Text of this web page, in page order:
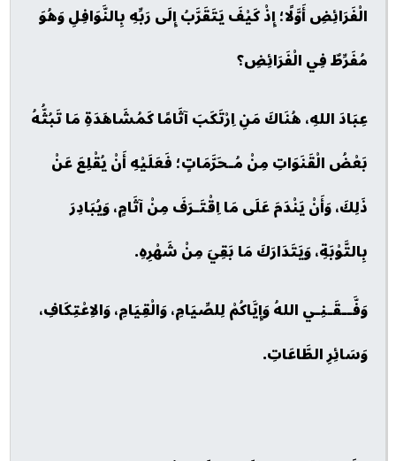
الْفَرَائِضِ أَوَّلًا؛ إِذْ كَيْفَ يَتَقَرَّبُ إِلَى رَبِّهِ بِالنَّوَافِلِ وَهُوَ
مُفَرِّطٌ فِي الْفَرَائِضِ؟
عِبَادَ اللهِ، هُنَاكَ مَنِ اِرْتَكَبَ آثَامًا كَمُشَاهَدَةِ مَا تَبُثُّهُ
بَعْضُ الْقَنَوَاتِ مِنْ مُـحَرَّمَاتٍ؛ فَعَلَيْهِ أَنْ يُقْلِعَ عَنْ
ذَلِكَ، وَأَنْ يَنْدَمَ عَلَى مَا اِقْتَـرَفَ مِنْ آثَامٍ، وَيُبَادِرَ
بِالتَّوْبَةِ، وَيَتَدَارَكَ مَا بَقِيَ مِنْ شَهْرِهِ.
وَفَّــقَـنِـي اللهُ وَإِيَّاكُمْ لِلصِّيَامِ، وَالْقِيَامِ، وَالاِعْتِكَافِ،
وَسَائِرِ الطَّاعَاتِ.